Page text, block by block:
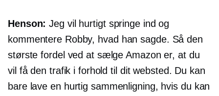
Henson: Jeg vil hurtigt springe ind og
kommentere Robby, hvad han sagde. Så den
største fordel ved at sælge Amazon er, at du
vil få den trafik i forhold til dit websted. Du kan
bare lave en hurtig sammenligning, hvis du kan